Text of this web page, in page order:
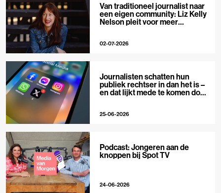
Van traditioneel journalist naar
een eigen community: Liz Kelly
Nelson pleit voor meer
02-07-2026
Journalisten schatten hun
publiek rechtser in dan het is –
en dat lijkt mede te komen door
25-06-2026
Podcast: Jongeren aan de
knoppen bij Spot TV
24-06-2026